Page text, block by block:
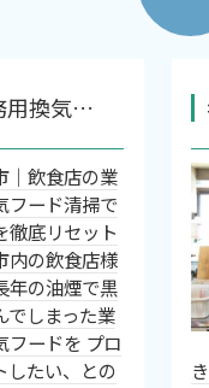
用換気…
｜飲食店の業
フード清掃で
徹底リセット
内の飲食店様
年の油煙で黒
でしまった業
フードを プロ
したい、との